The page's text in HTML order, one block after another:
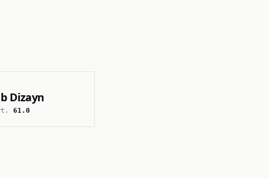
Dizayn
61.0